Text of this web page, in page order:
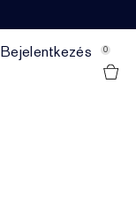
Bejelentkezés 0